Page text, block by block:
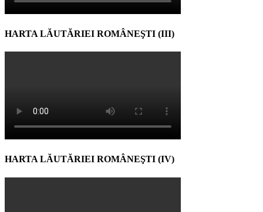
HARTA LĂUTĂRIEI ROMÂNEŞTI (III)
HARTA LĂUTĂRIEI ROMÂNEŞTI (IV)